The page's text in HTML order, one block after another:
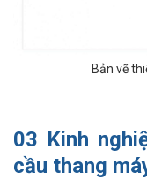
Bản vẽ
03 Kinh
cầu thang